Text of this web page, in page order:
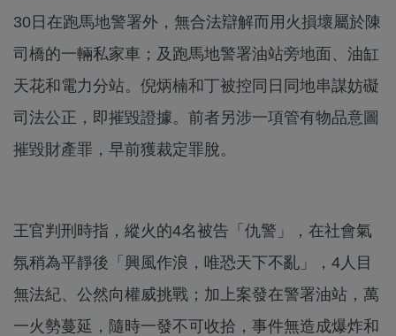
30日在跑馬地警署外，無合法辯解而用火損壞屬於陳
司橋的一輛私家車；及跑馬地警署油站旁地面、油缸
天花和電力分站。倪炳楠和丁被控同日同地串謀妨礙
司法公正，即摧毀證據。前者另涉一項管有物品意圖
摧毀財產罪，早前獲裁定罪脫。
王官判刑時指，縱火的4名被告「仇警」，在社會氣
氛稍為平靜後「興風作浪，唯恐天下不亂」，4人目
無法紀、公然向權威挑戰；加上案發在警署油站，萬
一火勢蔓延，隨時一發不可收拾，事件無造成爆炸和